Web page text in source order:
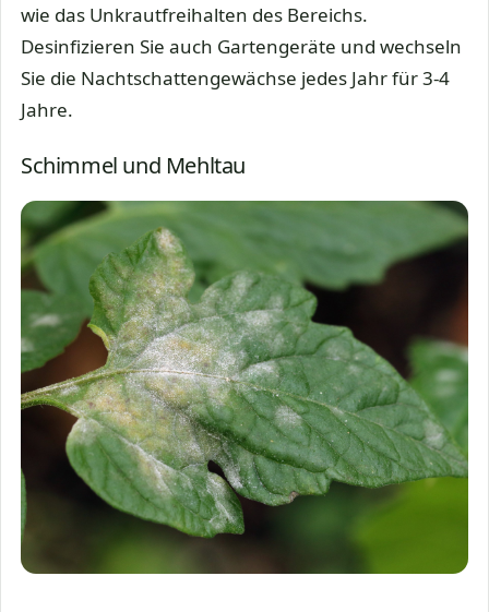
wie das Unkrautfreihalten des Bereichs.
Desinfizieren Sie auch Gartengeräte und wechseln
Sie die Nachtschattengewächse jedes Jahr für 3-4
Jahre.
Schimmel und Mehltau